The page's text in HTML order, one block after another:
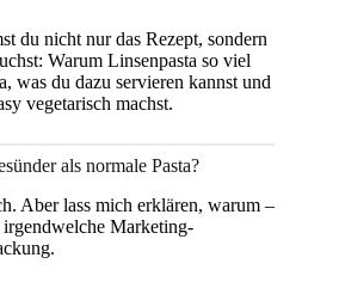
du nicht nur das Rezept, sondern
Warum Linsenpasta so viel
was du dazu servieren kannst und
vegetarisch machst.
als normale Pasta?
Aber lass mich erklären, warum –
Marketing-